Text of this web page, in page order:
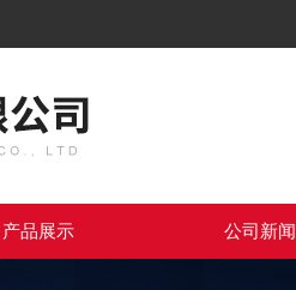
产品展示 公司新闻